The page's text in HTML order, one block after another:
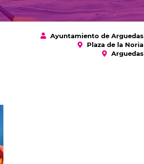
Ayuntamiento de Arguedas
Plaza de la Noria
Arguedas